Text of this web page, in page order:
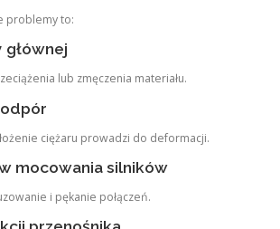
problemy to:
głównej
lub zmęczenia materiału.
ciężaru prowadzi do deformacji.
mocowania silników
i pękanie połączeń.